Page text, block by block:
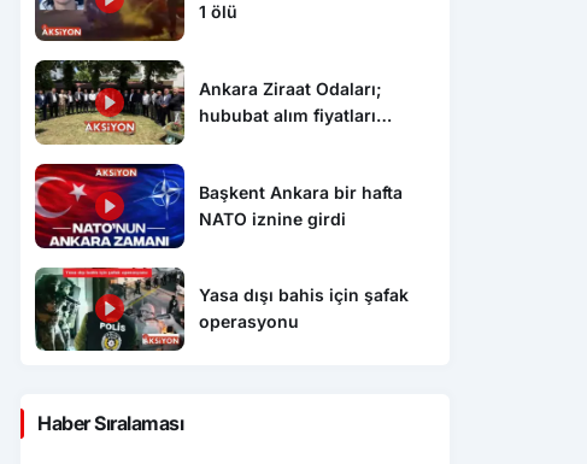
1 ölü
Ankara Ziraat Odaları;
hububat alım fiyatları
Başkent Ankara bir hafta
NATO iznine girdi
Yasa dışı bahis için şafak
operasyonu
Haber Sıralaması